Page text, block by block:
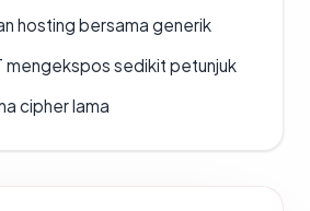
hosting bersama generik
mengekspos sedikit petunjuk
cipher lama